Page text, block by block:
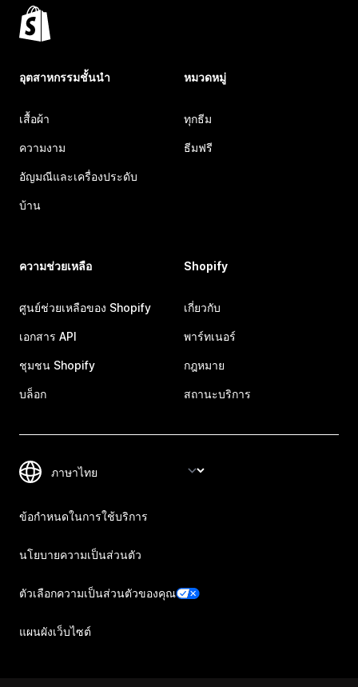
อุตสาหกรรมชั้นนำ
เสื้อผ้า
ความงาม
อัญมณีและเครื่องประดับ
บ้าน
หมวดหมู่
ทุกธีม
ธีมฟรี
ความช่วยเหลือ
ศูนย์ช่วยเหลือของ Shopify
เอกสาร API
ชุมชน Shopify
บล็อก
Shopify
เกี่ยวกับ
พาร์ทเนอร์
กฎหมาย
สถานะบริการ
ข้อกำหนดในการใช้บริการ
นโยบายความเป็นส่วนตัว
ตัวเลือกความเป็นส่วนตัวของคุณ
แผนผังเว็บไซต์